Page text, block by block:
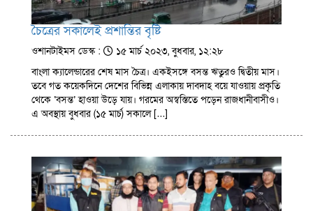
চৈত্রের সকালেই প্রশান্তির বৃষ্টি
ওশানটাইমস ডেস্ক :
১৫ মার্চ ২০২৩, বুধবার, ১২:২৮
বাংলা ক্যালেন্ডারের শেষ মাস চৈত্র। একইসঙ্গে বসন্ত ঋতুরও দ্বিতীয় মাস।
তবে গত কয়েকদিনে দেশের বিভিন্ন এলাকায় দাবদাহ বয়ে যাওয়ায় প্রকৃতি
থেকে ‘বসন্ত’ হাওয়া উড়ে যায়। গরমের অস্বস্তিতে পড়েন রাজধানীবাসীও।
এ অবস্থায় বুধবার (১৫ মার্চ) সকালে […]